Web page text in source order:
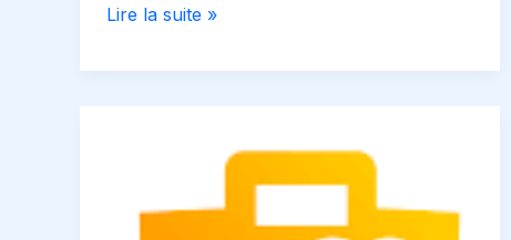
Concert
OPPE
Lire la suite »